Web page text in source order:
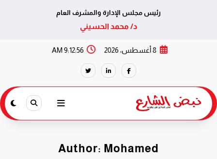
رئيس مجلس الإدارة والمشرف العام
د/ محمد الحسيني
8 أغسطس، 2026 9:12:57 AM
Author: Mohamed